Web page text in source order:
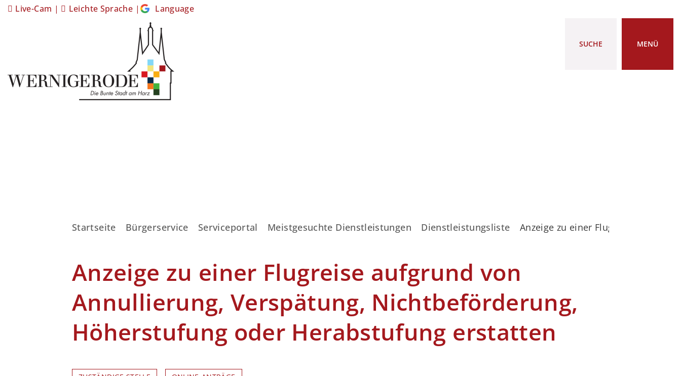
Live-Cam | Leichte Sprache | Language
SUCHE MENÜ
Startseite Bürgerservice Serviceportal Meistgesuchte Dienstleistungen Dienstleistungsliste Anzeige zu einer Flugreise
Anzeige zu einer Flugreise aufgrund von
Annullierung, Verspätung, Nichtbeförderung,
Höherstufung oder Herabstufung erstatten